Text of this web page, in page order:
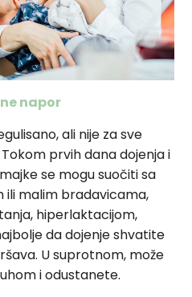
napor
ali nije za sve
prvih dana dojenja i
se mogu suočiti sa
ili malim bradavicama,
hiperlaktacijom,
da dojenje shvatite
U suprotnom, može
i odustanete.